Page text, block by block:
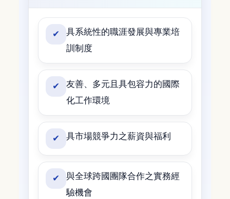
✔
具系統性的職涯發展與專業培
訓制度
✔
友善、多元且具包容力的國際
化工作環境
✔ 具市場競爭力之薪資與福利
✔
與全球跨國團隊合作之實務經
驗機會